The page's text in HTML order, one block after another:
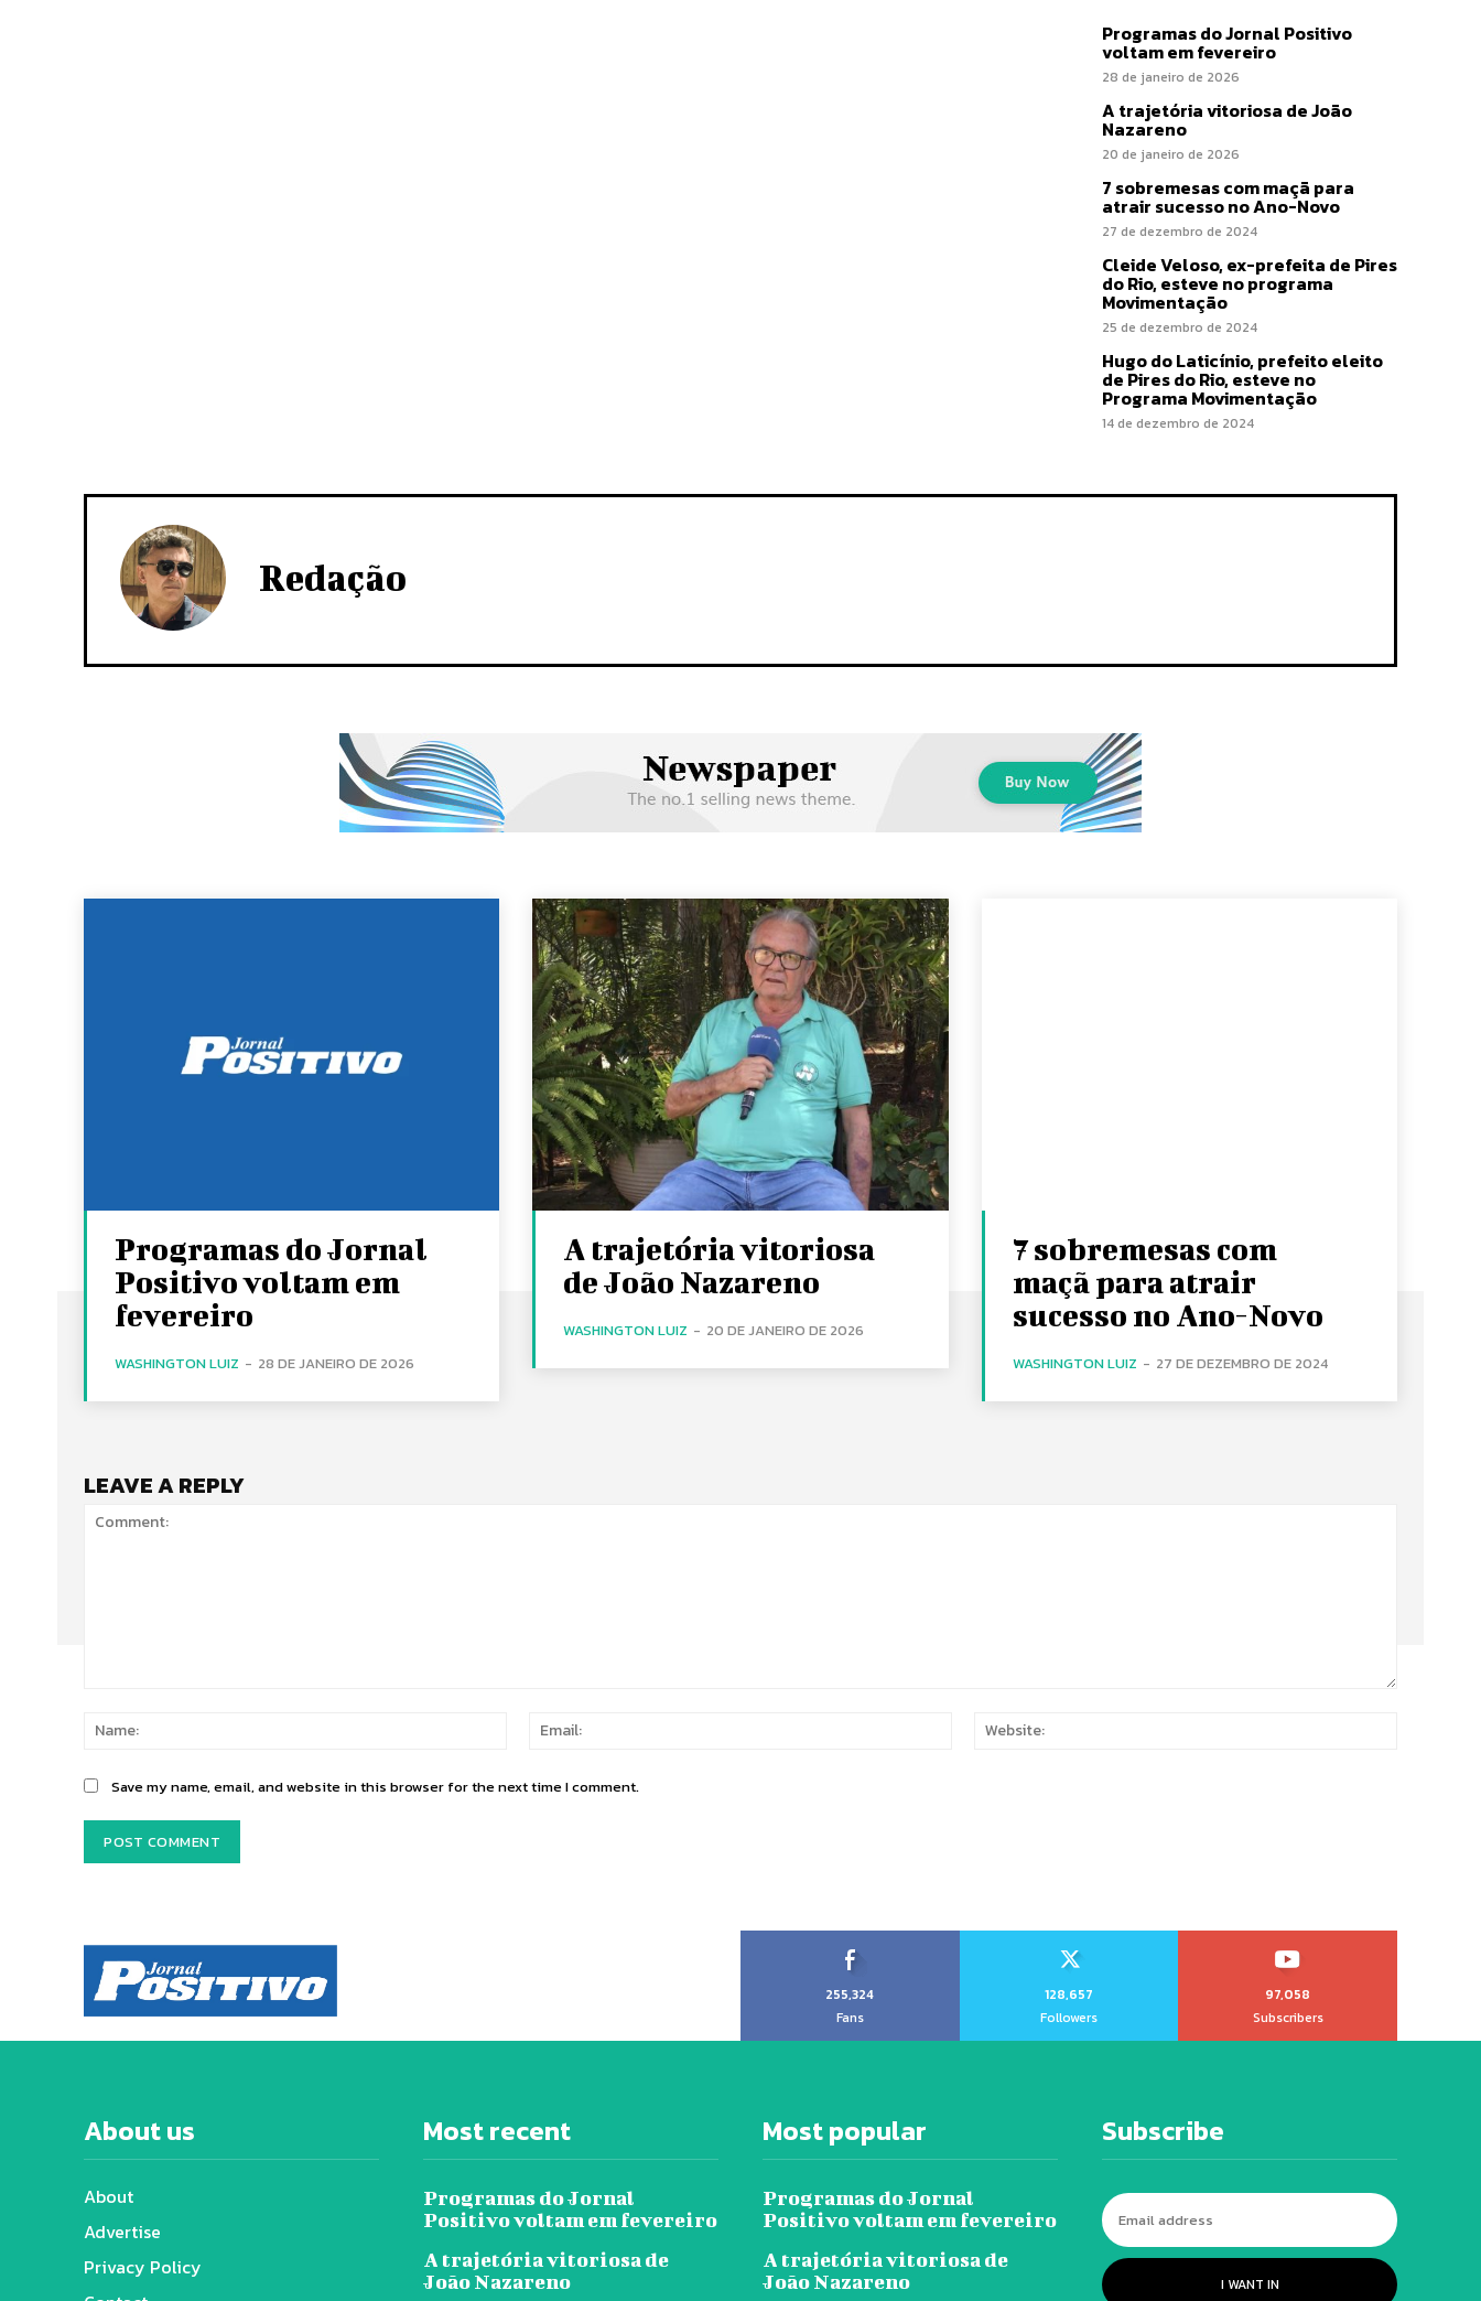
Programas do Jornal Positivo
voltam em fevereiro
28 de janeiro de 2026
A trajetória vitoriosa de João
Nazareno
20 de janeiro de 2026
7 sobremesas com maçã para
atrair sucesso no Ano-Novo
27 de dezembro de 2024
Cleide Veloso, ex-prefeita de Pires
do Rio, esteve no programa
Movimentação
25 de dezembro de 2024
Hugo do Laticínio, prefeito eleito
de Pires do Rio, esteve no
Programa Movimentação
14 de dezembro de 2024
Redação
Programas do Jornal
Positivo voltam em
fevereiro
WASHINGTON LUIZ - 28 DE JANEIRO DE 2026
A trajetória vitoriosa
de João Nazareno
WASHINGTON LUIZ - 20 DE JANEIRO DE 2026
7 sobremesas com
maçã para atrair
sucesso no Ano-Novo
WASHINGTON LUIZ - 27 DE DEZEMBRO DE 2024
LEAVE A REPLY
Name:
Email:
Save my name, email, and website in this browser for the next time I comment.
255,324
Fans
128,657
Followers
97,058
Subscribers
About us
About
Advertise
Privacy Policy
Most recent
Programas do Jornal
Positivo voltam em fevereiro
A trajetória vitoriosa de
João Nazareno
Most popular
Programas do Jornal
Positivo voltam em fevereiro
A trajetória vitoriosa de
João Nazareno
Subscribe
I WANT IN